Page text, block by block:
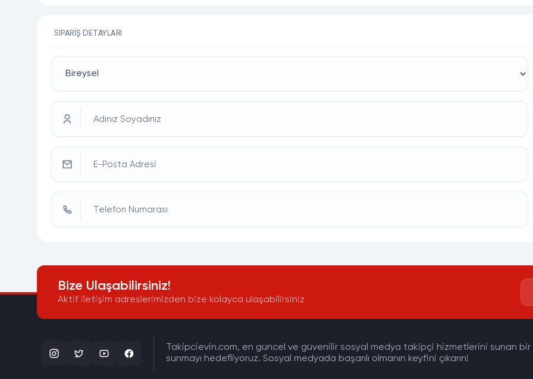
SIPARIŞ DETAYLARI
Adınız Soyadınız
E-Posta Adresi
Telefon Numarası
Bize Ulaşabilirsiniz!
Aktif iletişim adreslerimizden bize kolayca ulaşabilirsiniz
Takipcievin.com, en güncel ve güvenilir sosyal medya takipçi hizmetlerini sunan bir
sunmayı hedefliyoruz. Sosyal medyada başarılı olmanın keyfini çıkarın!